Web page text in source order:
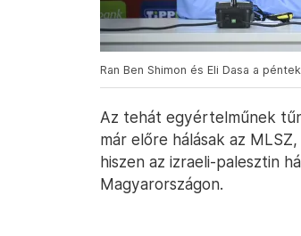
Ran Ben Shimon és Eli Dasa a
Az tehát egyértelműnek
már előre hálásak az
hiszen az izraeli-palesztin
Magyarországon.